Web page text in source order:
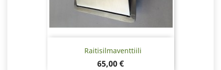
Raitisilmaventtiili
Hinta
65,00 €